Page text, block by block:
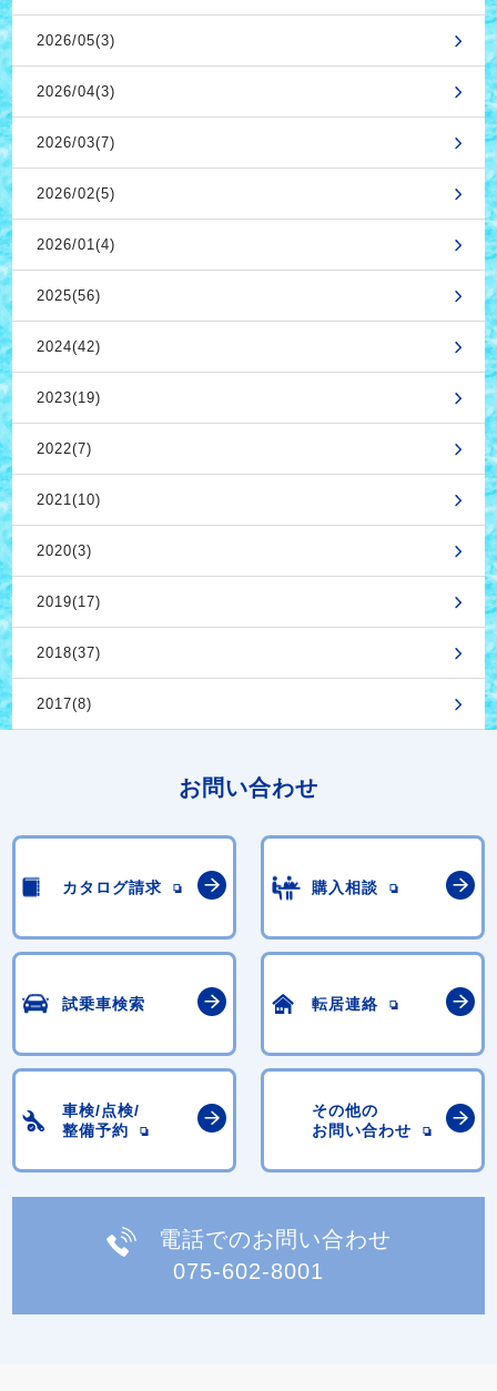
2026/05(3)
2026/04(3)
2026/03(7)
2026/02(5)
2026/01(4)
2025(56)
2024(42)
2023(19)
2022(7)
2021(10)
2020(3)
2019(17)
2018(37)
2017(8)
お問い合わせ
カタログ請求 購入相談
試乗車検索 転居連絡
車検/点検/
整備予約
その他の
お問い合わせ
電話でのお問い合わせ
075-602-8001